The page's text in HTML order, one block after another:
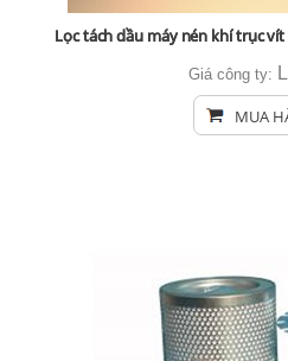
Lọc tách dầu máy nén khí trục vít
Giá công ty:
MUA